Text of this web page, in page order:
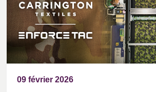
09 février 2026